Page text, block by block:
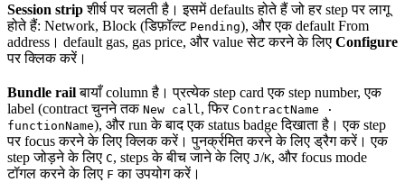
Session stripशीर्ष पर चलती है। इसमें defaults होते हैं जो हर step पर लागू
होते हैं: Network, Block (डिफ़ॉल्ट Pending), और एक default From
address। default gas, gas price, और value सेट करने के लिए Configure
पर क्लिक करें।
Bundle railबायाँ column है। प्रत्येक step card एक step number, एक
label (contract चुनने तक New call , फिर ContractName ·
functionName), और run के बाद एक status badge दिखाता है। एक step
पर focus करने के लिए क्लिक करें। पुनर्क्रमित करने के लिए ड्रैग करें। एक
step जोड़ने के लिए C, steps के बीच जाने के लिए J/K, और focus mode
टॉगल करने के लिए F का उपयोग करें।